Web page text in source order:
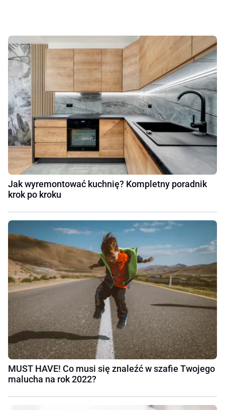
Jak wyremontować kuchnię? Kompletny poradnik
krok po kroku
MUST HAVE! Co musi się znaleźć w szafie Twojego
malucha na rok 2022?